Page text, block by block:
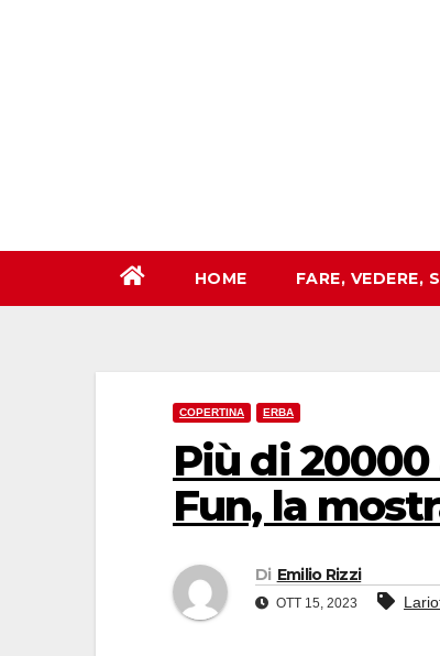
HOME FARE, VEDERE,
COPERTINA ERBA
Più di
Fun, la
Di Emilio Rizzi
OTT 15, 2023